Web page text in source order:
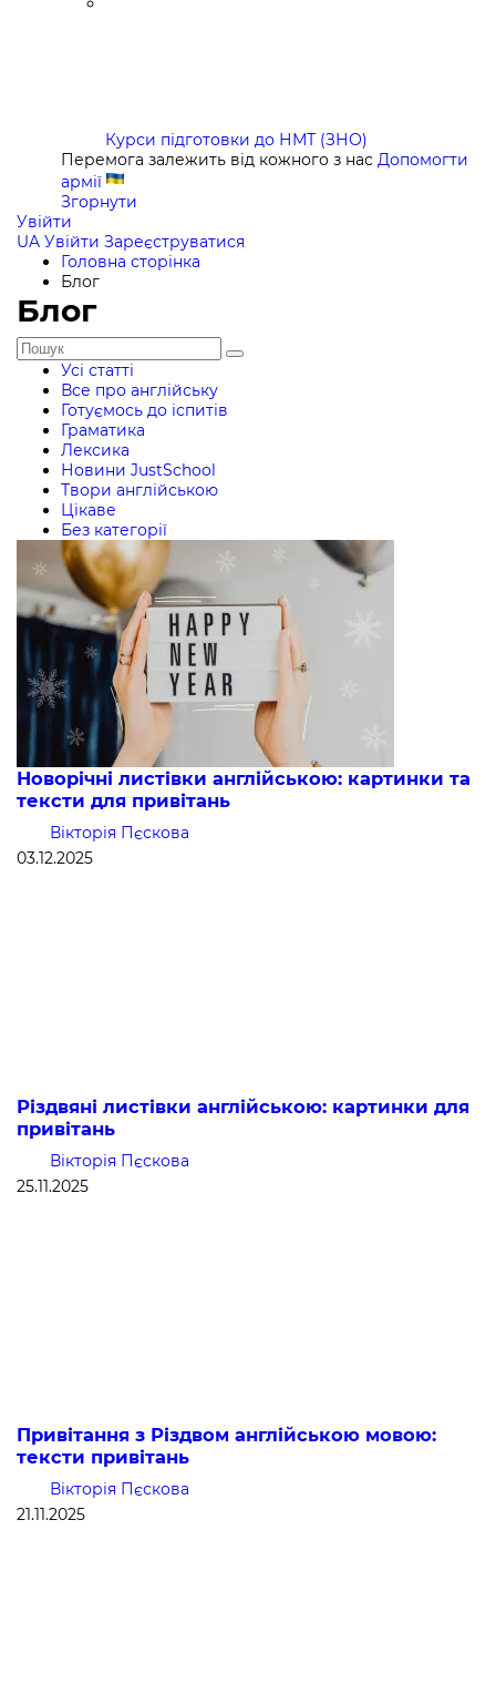
Курси підготовки до НМТ (ЗНО)
Перемога залежить від кожного з нас Допомогти
армії
Згорнути
Увійти
UA Увійти Зареєструватися
Головна сторінка
Блог
Блог
Усі статті
Все про англійську
Готуємось до іспитів
Граматика
Лексика
Новини JustSchool
Твори англійською
Цікаве
Без категорії
Новорічні листівки англійською: картинки та
тексти для привітань
Вікторія Пєскова
03.12.2025
Різдвяні листівки англійською: картинки для
привітань
Вікторія Пєскова
25.11.2025
Привітання з Різдвом англійською мовою:
тексти привітань
Вікторія Пєскова
21.11.2025